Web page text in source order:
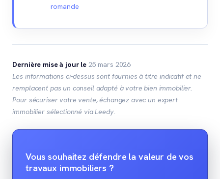
romande
Dernière mise à jour le 25 mars 2026
Les informations ci-dessus sont fournies à titre indicatif et ne
remplacent pas un conseil adapté à votre bien immobilier.
Pour sécuriser votre vente, échangez avec un expert
immobilier sélectionné via Leedy.
Vous souhaitez défendre la valeur de vos
travaux immobiliers ?